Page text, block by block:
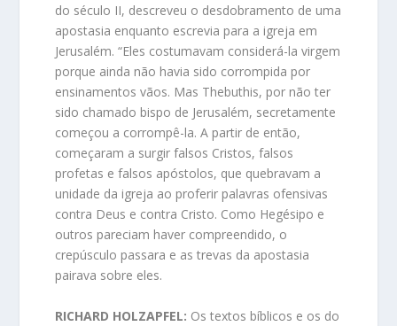
do século II, descreveu o desdobramento de uma
apostasia enquanto escrevia para a igreja em
Jerusalém. “Eles costumavam considerá-la virgem
porque ainda não havia sido corrompida por
ensinamentos vãos. Mas Thebuthis, por não ter
sido chamado bispo de Jerusalém, secretamente
começou a corrompê-la. A partir de então,
começaram a surgir falsos Cristos, falsos
profetas e falsos apóstolos, que quebravam a
unidade da igreja ao proferir palavras ofensivas
contra Deus e contra Cristo. Como Hegésipo e
outros pareciam haver compreendido, o
crepúsculo passara e as trevas da apostasia
pairava sobre eles.
RICHARD HOLZAPFEL: Os textos bíblicos e os do